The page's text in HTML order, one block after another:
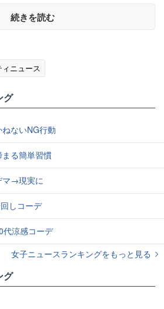
続きを読む
ニュース
グ
ないNG行動
る簡単習慣
マ→現実に
しコーデ
涼感コーデ
女子ニュースランキングをもっと見る
グ